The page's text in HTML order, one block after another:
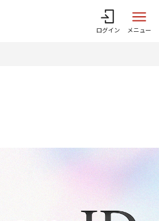
ログイン メニュー